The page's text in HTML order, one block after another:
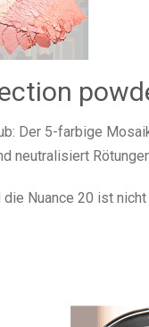
Der 5-farbige
neutralisiert
Nuance 20 ist nicht